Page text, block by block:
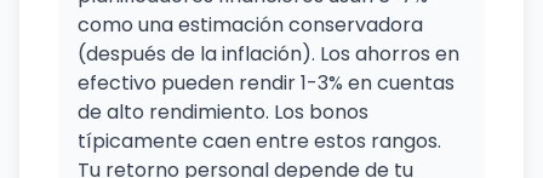
como una estimación conservadora
(después de la inflación). Los ahorros en
efectivo pueden rendir 1-3% en cuentas
de alto rendimiento. Los bonos
típicamente caen entre estos rangos.
Tu retorno personal depende de tu